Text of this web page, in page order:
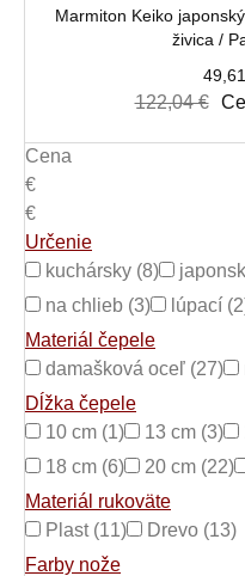
Marmiton Keiko
živica /
122,04 €
Cena
€
€
Určenie
kuchársky (8)
na chlieb (3)
lúpací
Materiál čepele
damašková oceľ (27)
Dĺžka čepele
10 cm (1)
13 cm (3)
18 cm (6)
20 cm (22)
Materiál rukoväte
Plast (11)
Drevo (13)
Farby nože